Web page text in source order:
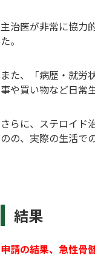
主治医が非常に協力
た。
また、「病歴・就労
事や買い物など日常
さらに、ステロイド
のの、実際の生活で
結果
申請の結果、急性骨